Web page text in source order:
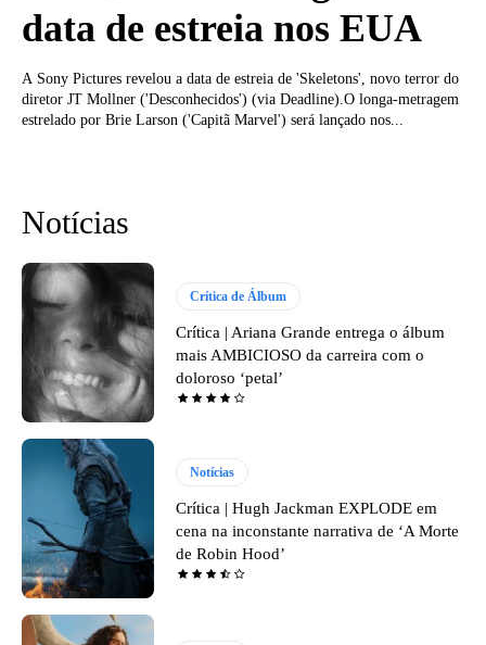
data de estreia nos EUA
A Sony Pictures revelou a data de estreia de 'Skeletons', novo terror do
diretor JT Mollner ('Desconhecidos') (via Deadline).O longa-metragem
estrelado por Brie Larson ('Capitã Marvel') será lançado nos...
Notícias
Crítica de Álbum
Crítica | Ariana Grande entrega o álbum
mais AMBICIOSO da carreira com o
doloroso ‘petal’
Notícias
Crítica | Hugh Jackman EXPLODE em
cena na inconstante narrativa de ‘A Morte
de Robin Hood’